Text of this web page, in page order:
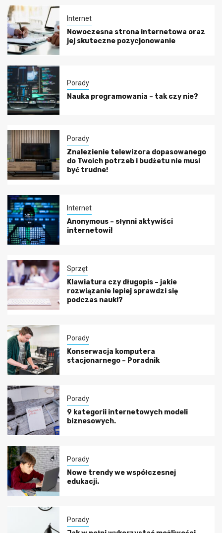
Internet
Nowoczesna strona internetowa oraz
jej skuteczne pozycjonowanie
Porady
Nauka programowania – tak czy nie?
Porady
Znalezienie telewizora dopasowanego
do Twoich potrzeb i budżetu nie musi
być trudne!
Internet
Anonymous – słynni aktywiści
internetowi!
Sprzęt
Klawiatura czy długopis – jakie
rozwiązanie lepiej sprawdzi się
podczas nauki?
Porady
Konserwacja komputera
stacjonarnego – Poradnik
Porady
9 kategorii internetowych modeli
biznesowych.
Porady
Nowe trendy we współczesnej
edukacji.
Porady